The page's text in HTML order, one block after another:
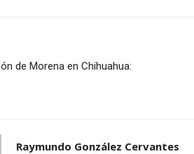
de Morena en Chihuahua:
Raymundo González Cervantes